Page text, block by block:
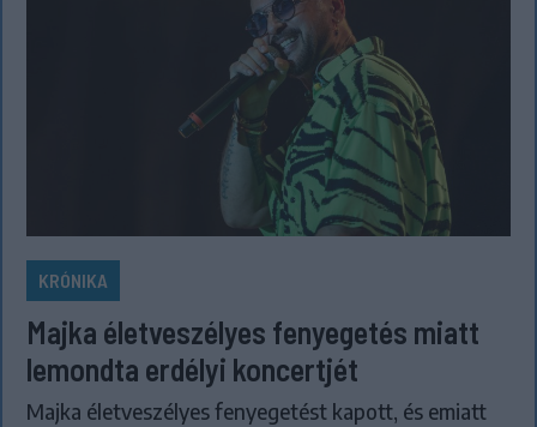
KRÓNIKA
Majka életveszélyes fenyegetés miatt
lemondta erdélyi koncertjét
Majka életveszélyes fenyegetést kapott, és emiatt